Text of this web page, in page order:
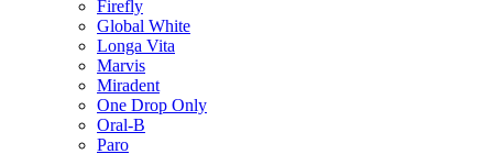
Firefly
Global White
Longa Vita
Marvis
Miradent
One Drop Only
Oral-B
Paro